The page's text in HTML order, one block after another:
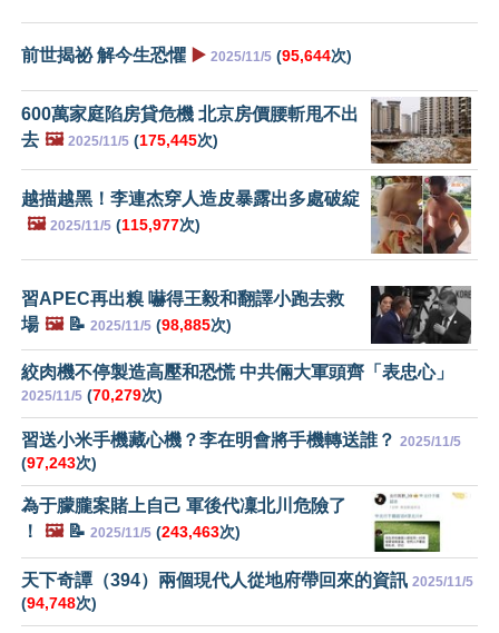
前世揭祕 解今生恐懼 ▶️ 2025/11/5 (95,644次)
600萬家庭陷房貸危機 北京房價腰斬甩不出
去 🖼️ 2025/11/5 (175,445次)
越描越黑！李連杰穿人造皮暴露出多處破綻
🖼️ 2025/11/5 (115,977次)
習APEC再出糗 嚇得王毅和翻譯小跑去救
場 🖼️📝 2025/11/5 (98,885次)
絞肉機不停製造高壓和恐慌 中共倆大軍頭齊「表忠心」
2025/11/5 (70,279次)
習送小米手機藏心機？李在明會將手機轉送誰？ 2025/11/5
(97,243次)
為于朦朧案賭上自己 軍後代凜北川危險了
！
🖼️📝 2025/11/5 (243,463次)
天下奇譚（394）兩個現代人從地府帶回來的資訊 2025/11/5
(94,748次)